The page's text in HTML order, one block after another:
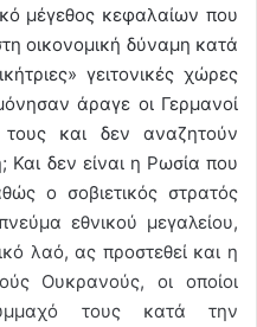
μέγεθος κεφαλαίων που
οικονομική δύναμη κατά
γειτονικές χώρες
άραγε οι Γερμανοί
τους και δεν αναζητούν
Και δεν είναι η Ρωσία που
ο σοβιετικός στρατός
εθνικού μεγαλείου,
λαό, ας προστεθεί και η
Ουκρανούς, οι οποίοι
τους κατά την